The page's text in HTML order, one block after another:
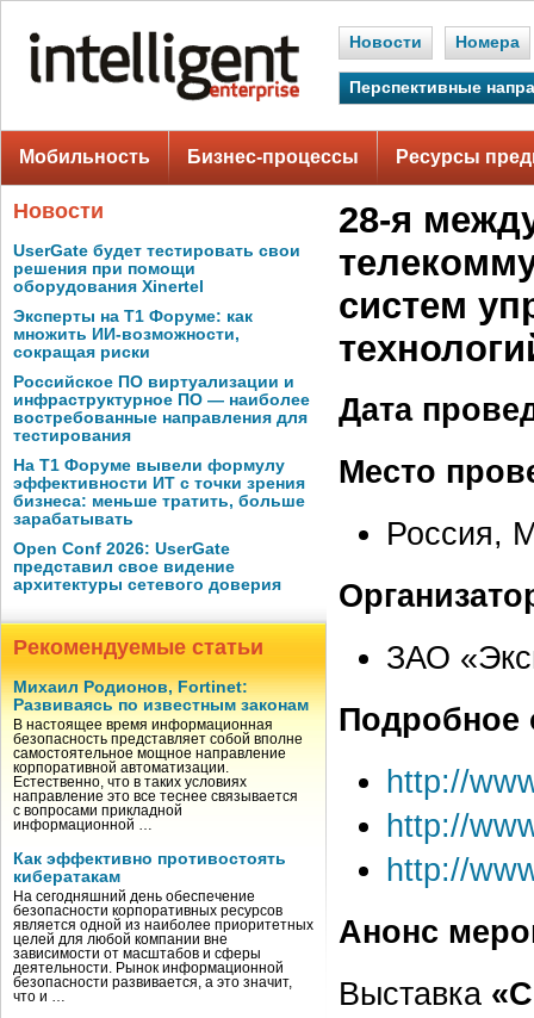
Новости Номера
Перспективные
Мобильность Бизнес-процессы Ресурсы
Новости
UserGate будет тестировать свои
решения при помощи
оборудования Xinertel
Эксперты на Т1 Форуме: как
множить ИИ-возможности,
сокращая риски
Российское ПО виртуализации и
инфраструктурное ПО — наиболее
востребованные направления для
тестирования
На Т1 Форуме вывели формулу
эффективности ИТ с точки зрения
бизнеса: меньше тратить, больше
зарабатывать
Open Conf 2026: UserGate
представил свое видение
архитектуры сетевого доверия
Рекомендуемые статьи
Михаил Родионов, Fortinet:
Развиваясь по известным законам
В настоящее время информационная
безопасность представляет собой вполне
самостоятельное мощное направление
корпоративной автоматизации.
Естественно, что в таких условиях
направление это все теснее связывается
с вопросами прикладной
информационной …
Как эффективно противостоять
кибератакам
На сегодняшний день обеспечение
безопасности корпоративных ресурсов
является одной из наиболее приоритетных
целей для любой компании вне
зависимости от масштабов и сферы
деятельности. Рынок информационной
безопасности развивается, а это значит,
что и …
28-я
систем
Дата
Место
Россия,
ЗАО
Подробное
http://
http://
http://
Анонс
Выставка